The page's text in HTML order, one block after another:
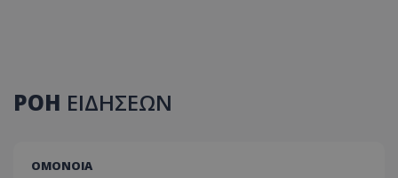
ΡΟΗ ΕΙΔΗΣΕΩΝ
ΟΜΟΝΟΙΑ